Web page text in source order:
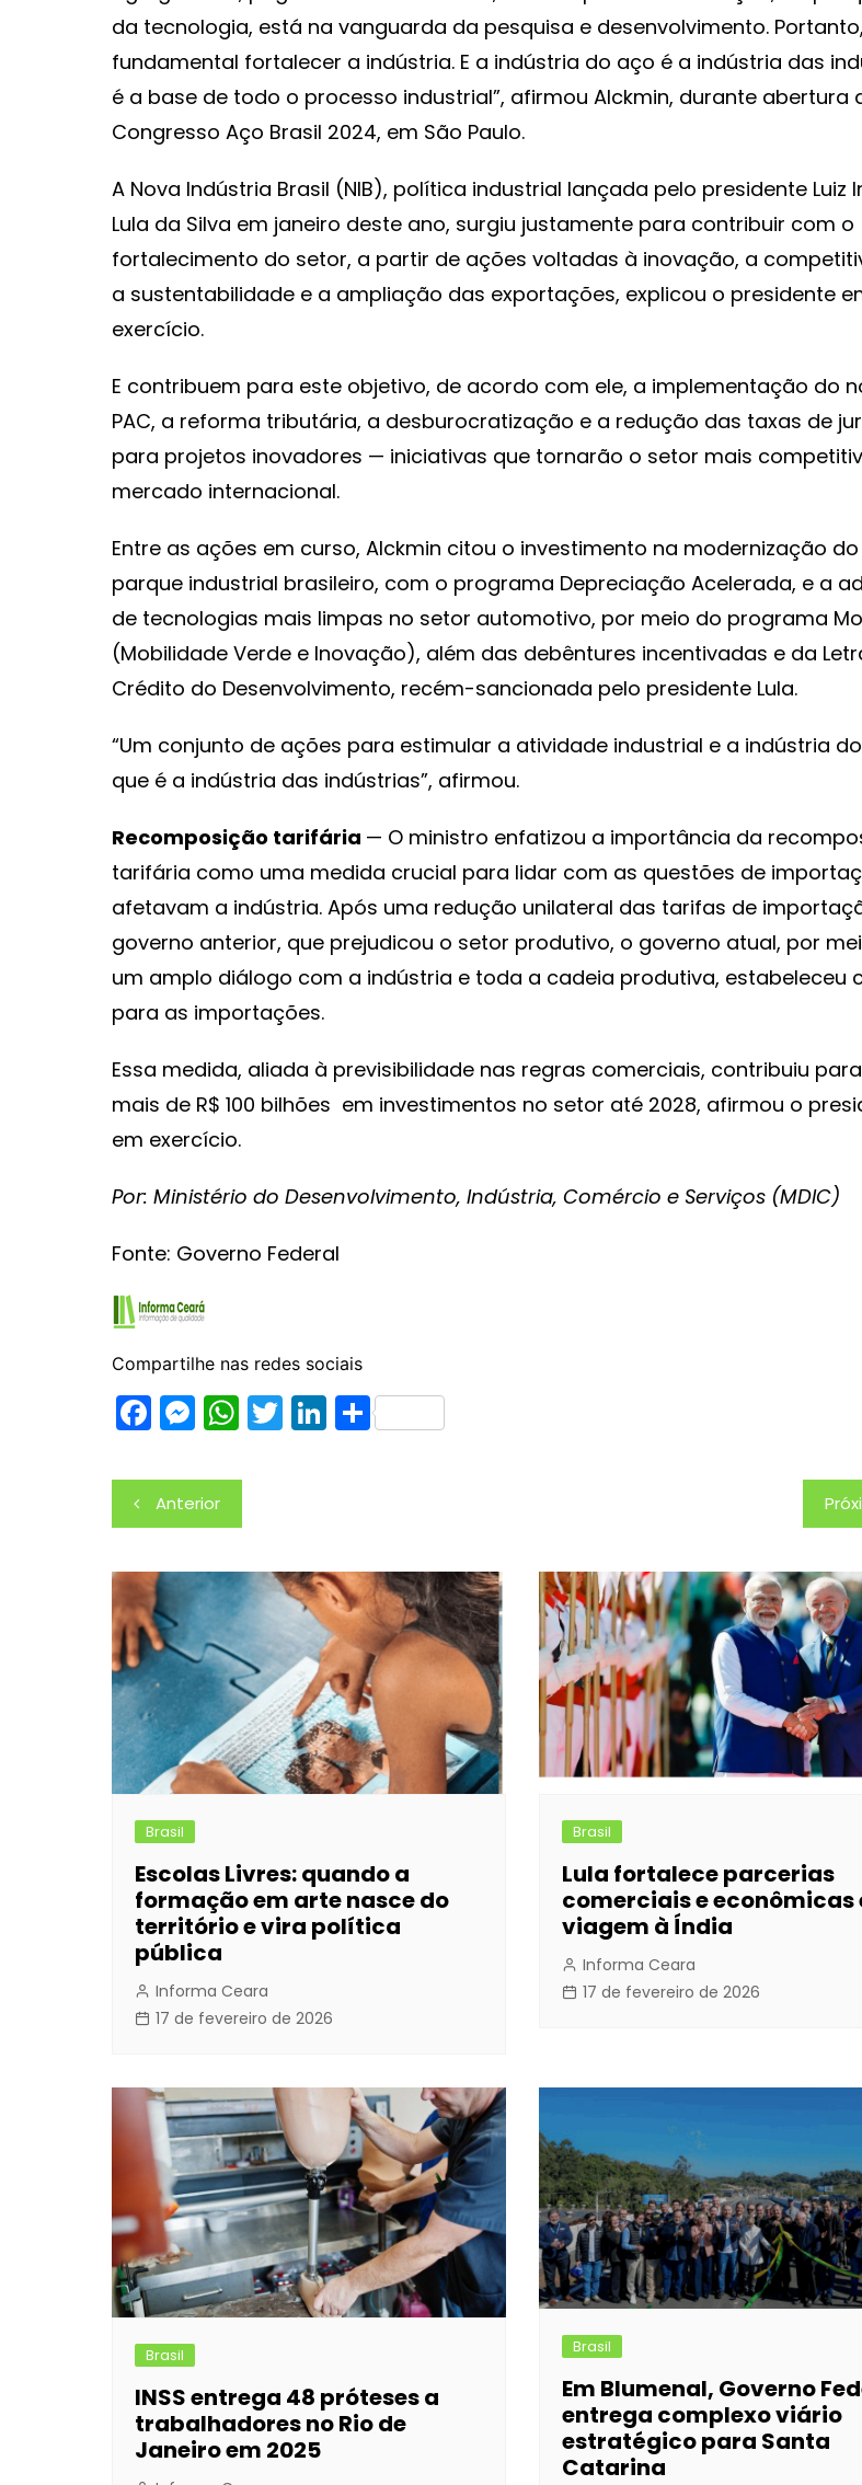
da tecnologia, está na vanguarda da pesquisa e desenvolvimento.
fundamental fortalecer a indústria. E a indústria do aço é a indústria das
é a base de todo o processo industrial”, afirmou Alckmin, durante abertura
Congresso Aço Brasil 2024, em São Paulo.
A Nova Indústria Brasil (NIB), política industrial lançada pelo presidente Luiz
Lula da Silva em janeiro deste ano, surgiu justamente para contribuir com o
fortalecimento do setor, a partir de ações voltadas à inovação, a
a sustentabilidade e a ampliação das exportações, explicou o presidente
exercício.
E contribuem para este objetivo, de acordo com ele, a implementação do
PAC, a reforma tributária, a desburocratização e a redução das taxas de
para projetos inovadores — iniciativas que tornarão o setor mais
mercado internacional.
Entre as ações em curso, Alckmin citou o investimento na modernização do
parque industrial brasileiro, com o programa Depreciação Acelerada, e a
de tecnologias mais limpas no setor automotivo, por meio do programa
(Mobilidade Verde e Inovação), além das debêntures incentivadas e da
Crédito do Desenvolvimento, recém-sancionada pelo presidente Lula.
“Um conjunto de ações para estimular a atividade industrial e a indústria
que é a indústria das indústrias”, afirmou.
Recomposição tarifária — O ministro enfatizou a importância da
tarifária como uma medida crucial para lidar com as questões de
afetavam a indústria. Após uma redução unilateral das tarifas de
governo anterior, que prejudicou o setor produtivo, o governo atual, por
um amplo diálogo com a indústria e toda a cadeia produtiva, estabeleceu
para as importações.
Essa medida, aliada à previsibilidade nas regras comerciais, contribuiu
mais de R$ 100 bilhões em investimentos no setor até 2028, afirmou o
em exercício.
Por: Ministério do Desenvolvimento, Indústria, Comércio e Serviços (MDIC)
Fonte: Governo Federal
Compartilhe nas redes sociais
F
c
e
o
o
k
M
s
s
n
g
er
W
at
s
p
p
T
Li
n
S
Navegação
de
Post
Anterior
Brasil
Escolas Livres: quando a
formação em arte nasce do
território e vira política
pública
Informa Ceara
17 de fevereiro de 2026
Brasil
Lula fortalece parcerias
comerciais e econômicas
viagem à Índia
Informa Ceara
17 de fevereiro de 2026
Brasil
INSS entrega 48 próteses a
trabalhadores no Rio de
Janeiro em 2025
Brasil
Em Blumenal, Governo
entrega complexo viário
estratégico para Santa
Catarina